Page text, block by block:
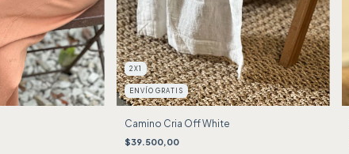
2X1
ENVÍO GRATIS
Camino Cria Off White
$39.500,00